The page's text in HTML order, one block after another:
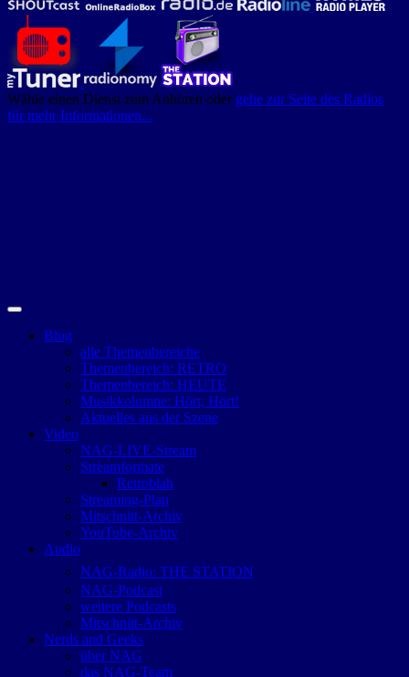
Wähle einen Dienst zum Anhören oder gehe zur Seite des Radios
für mehr Informationen...
Blog
alle Themenbereiche
Themenbereich: RETRO
Themenbereich: HEUTE
Musikkolumne: Hört, Hört!
Aktuelles aus der Szene
Video
NAG-LIVE-Stream
Streamformate
Retroblah
Streaming-Plan
Mitschnitt-Archiv
YouTube-Archiv
Audio
NAG-Radio: THE STATION
NAG-Podcast
weitere Podcasts
Mitschnitt-Archiv
Nerds and Geeks
über NAG
das NAG-Team